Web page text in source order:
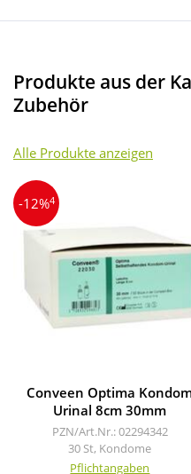
Produkte aus der
Zubehör
Alle Produkte anzeigen
-12%4
Conveen Optima
Urinal 8cm 30mm
PZN/Art.Nr.: 02294342
30 St, Kondome
Pflichtangaben